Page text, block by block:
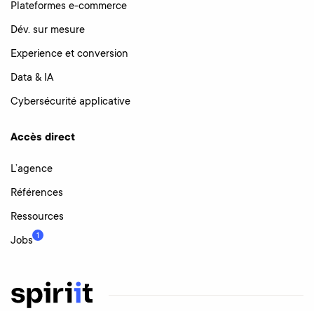
Plateformes e-commerce
Dév. sur mesure
Experience et conversion
Data & IA
Cybersécurité applicative
Accès direct
L’agence
Références
Ressources
Jobs 1